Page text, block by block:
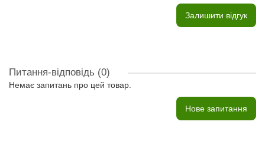
Залишити відгук
Питання-відповідь (0)
Немає запитань про цей товар.
Нове запитання